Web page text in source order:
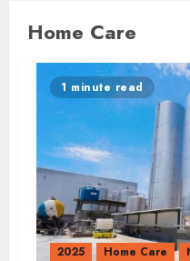
Home Care
1 minute read
2025 Home Care